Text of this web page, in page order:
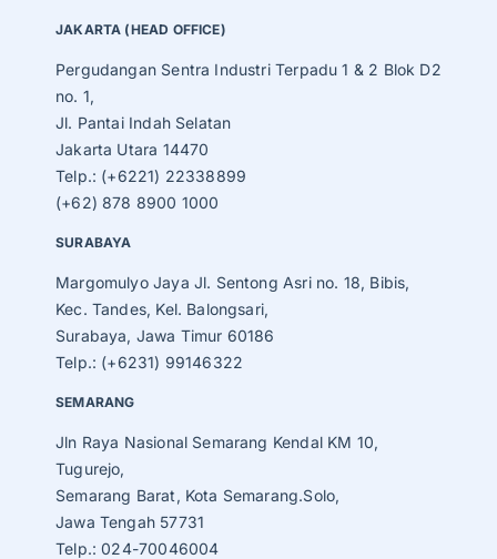
JAKARTA (HEAD OFFICE)
Pergudangan Sentra Industri Terpadu 1 & 2 Blok D2
no. 1,
Jl. Pantai Indah Selatan
Jakarta Utara 14470
Telp.: (+6221) 22338899
(+62) 878 8900 1000
SURABAYA
Margomulyo Jaya Jl. Sentong Asri no. 18, Bibis,
Kec. Tandes, Kel. Balongsari,
Surabaya, Jawa Timur 60186
Telp.: (+6231) 99146322
SEMARANG
Jln Raya Nasional Semarang Kendal KM 10,
Tugurejo,
Semarang Barat, Kota Semarang.Solo,
Jawa Tengah 57731
Telp.: 024-70046004